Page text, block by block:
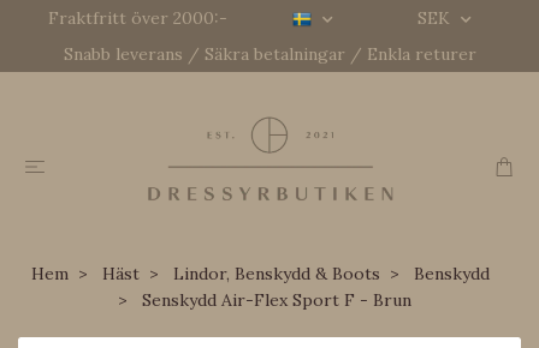
Fraktfritt över 2000:-
SEK
Snabb leverans / Säkra betalningar / Enkla returer
Hem Häst Lindor, Benskydd & Boots
Benskydd
Senskydd Air-Flex Sport F - Brun